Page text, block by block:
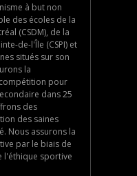
à but non
des écoles de la
(CSDM), de la
de-l'Île (CSPI) et
situés sur son
la
pour
dans 25
des
des saines
Nous assurons la
par le biais de
l'éthique sportive